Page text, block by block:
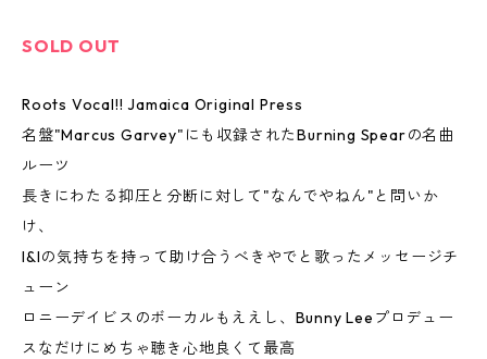
SOLD OUT
Roots Vocal!! Jamaica Original Press
名盤"Marcus Garvey"にも収録されたBurning Spearの名曲
ルーツ
長きにわたる抑圧と分断に対して"なんでやねん"と問いか
け、
I&Iの気持ちを持って助け合うべきやでと歌ったメッセージチ
ューン
ロニーデイビスのボーカルもええし、Bunny Leeプロデュー
スなだけにめちゃ聴き心地良くて最高